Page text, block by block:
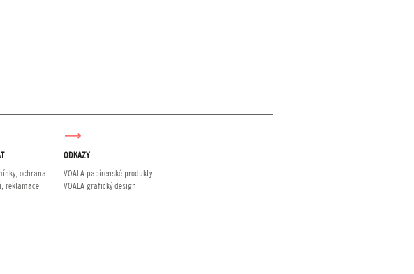
ochrana
reklamace
ODKAZY
VOALA papírenské produkty
VOALA grafický design